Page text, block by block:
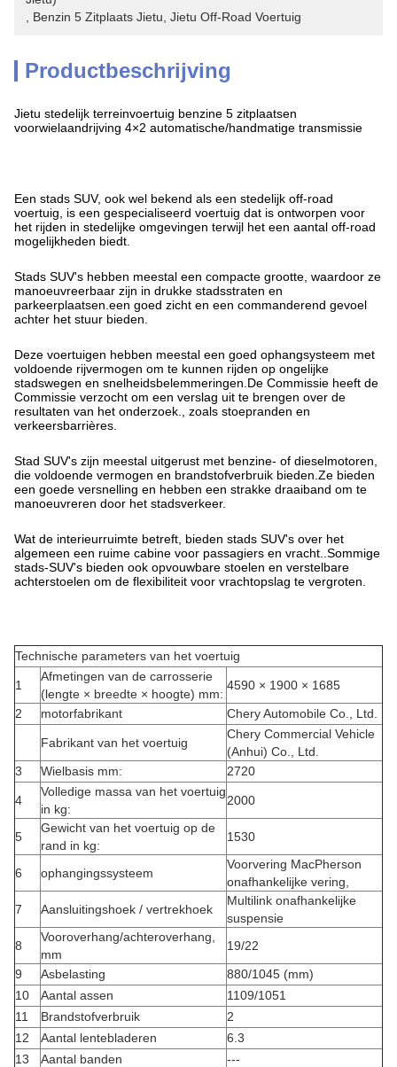
Benzin 5 Zitplaats Jietu Jietu Off-Road Voertuig
Productbeschrijving
Jietu stedelijk terreinvoertuig benzine 5 zitplaatsen
voorwielaandrijving 4×2 automatische/handmatige transmissie
Een stads SUV, ook wel bekend als een stedelijk off-road
voertuig, is een gespecialiseerd voertuig dat is ontworpen voor
het rijden in stedelijke omgevingen terwijl het een aantal off-road
mogelijkheden biedt.
Stads SUV's hebben meestal een compacte grootte, waardoor ze
manoeuvreerbaar zijn in drukke stadsstraten en
parkeerplaatsen.een goed zicht en een commanderend gevoel
achter het stuur bieden.
Deze voertuigen hebben meestal een goed ophangsysteem met
voldoende rijvermogen om te kunnen rijden op ongelijke
stadswegen en snelheidsbelemmeringen.De Commissie heeft de
Commissie verzocht om een verslag uit te brengen over de
resultaten van het onderzoek., zoals stoepranden en
verkeersbarrières.
Stad SUV's zijn meestal uitgerust met benzine- of dieselmotoren,
die voldoende vermogen en brandstofverbruik bieden.Ze bieden
een goede versnelling en hebben een strakke draaiband om te
manoeuvreren door het stadsverkeer.
Wat de interieurruimte betreft, bieden stads SUV's over het
algemeen een ruime cabine voor passagiers en vracht..Sommige
stads-SUV's bieden ook opvouwbare stoelen en verstelbare
achterstoelen om de flexibiliteit voor vrachtopslag te vergroten.
Technische parameters van het voertuig
1
Afmetingen van de carrosserie
(lengte × breedte × hoogte) mm:
4590 × 1900 × 1685
2
motorfabrikant Chery Automobile Co., Ltd.
Fabrikant van het voertuig
Chery Commercial Vehicle
(Anhui) Co., Ltd.
3
Wielbasis mm: 2720
4
Volledige massa van het voertuig
in kg:
2000
5
Gewicht van het voertuig op de
rand in kg:
1530
6 ophangingssysteem
Voorvering MacPherson
onafhankelijke vering,
7
Aansluitingshoek / vertrekhoek
Multilink onafhankelijke
suspensie
8
Vooroverhang/achteroverhang,
mm
19/22
9
Asbelasting
880/1045 (mm)
10
Aantal assen
1109/1051
11
Brandstofverbruik
2
12
Aantal lentebladeren
6.3
13
Aantal banden
---